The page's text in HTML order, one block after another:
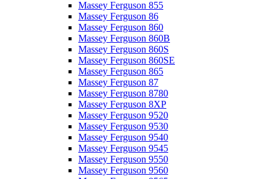
Massey Ferguson 855
Massey Ferguson 86
Massey Ferguson 860
Massey Ferguson 860B
Massey Ferguson 860S
Massey Ferguson 860SE
Massey Ferguson 865
Massey Ferguson 87
Massey Ferguson 8780
Massey Ferguson 8XP
Massey Ferguson 9520
Massey Ferguson 9530
Massey Ferguson 9540
Massey Ferguson 9545
Massey Ferguson 9550
Massey Ferguson 9560